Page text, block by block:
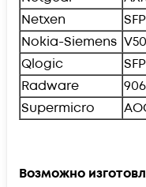
Netxen
Nokia-Siemens
Qlogic
Radware
Supermicro
Возможно